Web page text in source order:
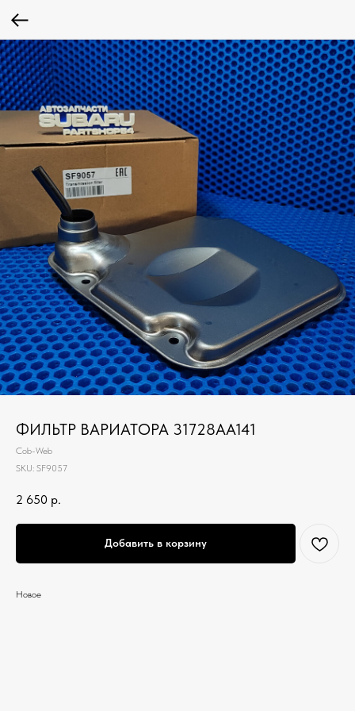
ФИЛЬТР ВАРИАТОРА 31728AA141
Cob-Web
SKU: SF9057
2 650 р.
Добавить в корзину
Новое